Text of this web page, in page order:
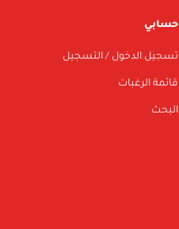
حسابي
تسجيل الدخول / التسجيل
قائمة الرغبات
البحث